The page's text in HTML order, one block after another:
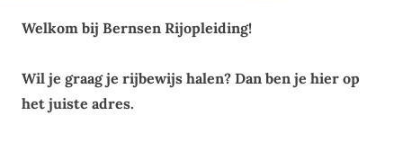
Welkom bij Bernsen Rijopleiding!
Wil je graag je rijbewijs halen? Dan ben je hier op
het juiste adres.